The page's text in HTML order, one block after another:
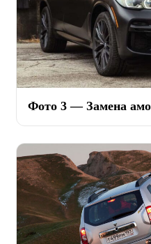
Фото 3 — Замена